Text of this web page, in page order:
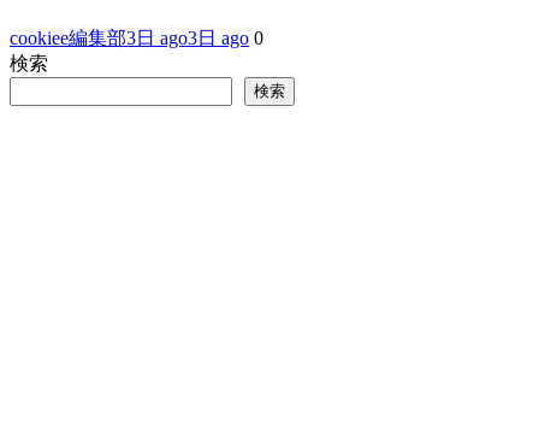
cookiee編集部3日 ago3日 ago 0
検索
検索